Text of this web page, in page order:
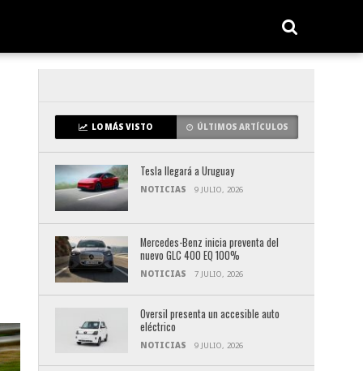
LO MÁS VISTO ÚLTIMOS ARTÍCULOS
Tesla llegará a Uruguay
NOTICIAS 9 JULIO, 2026
Mercedes-Benz inicia preventa del
nuevo GLC 400 EQ 100%
NOTICIAS 7 JULIO, 2026
Oversil presenta un accesible auto
eléctrico
NOTICIAS 9 JULIO, 2026